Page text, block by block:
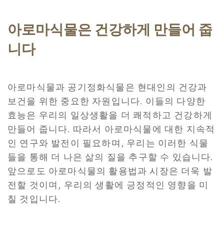
아로마식물은 건강하게 만들어 줍
니다
아로마식물과 공기정화식물은 현대인의 건강과
보건을 위한 중요한 자원입니다. 이들의 다양한
효능은 우리의 일상생활을 더 쾌적하고 건강하게
만들어 줍니다. 따라서 아로마식물에 대한 지속적
인 연구와 발전이 필요하며, 우리는 이러한 식물
들을 통해 더 나은 삶의 질을 추구할 수 있습니다.
앞으로도 아로마식물의 활용법과 시장은 더욱 발
전할 것이며, 우리의 생활에 긍정적인 영향을 미
칠 것입니다.